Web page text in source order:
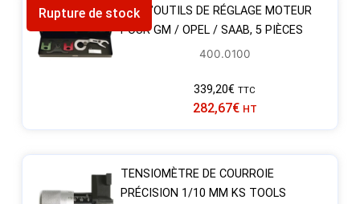
Rupture de stockJEU D’OUTILS DE RÉGLAGE MOTEUR
POUR GM / OPEL / SAAB, 5 PIÈCES
400.0100
339,20€ TTC
282,67€ HT
TENSIOMÈTRE DE COURROIE
PRÉCISION 1/10 MM KS TOOLS